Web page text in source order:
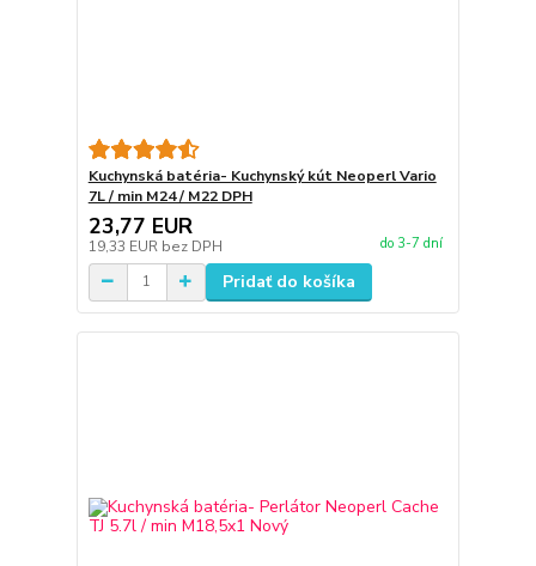
Kuchynská batéria- Kuchynský kút Neoperl Vario
7L / min M24 / M22 DPH
23,77 EUR
19,33 EUR bez DPH do 3-7 dní
Pridať do košíka